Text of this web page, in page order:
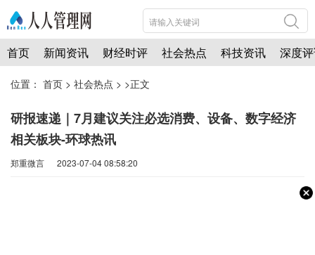
首页 新闻资讯 财经时评 社会热点 科技资讯 深度
位置： 首页 > 社会热点 > >正文
研报速递｜7月建议关注必选消费、设备、数字经济
相关板块-环球热讯
郑重微言 2023-07-04 08:58:20